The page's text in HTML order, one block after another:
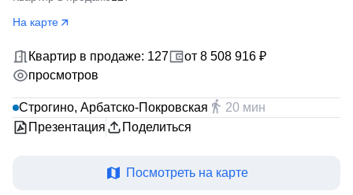
На карте
Квартир в продаже: 127
от 8 508 916 ₽
просмотров
Строгино, Арбатско-Покровская
20 мин
Презентация
Поделиться
Посмотреть на карте